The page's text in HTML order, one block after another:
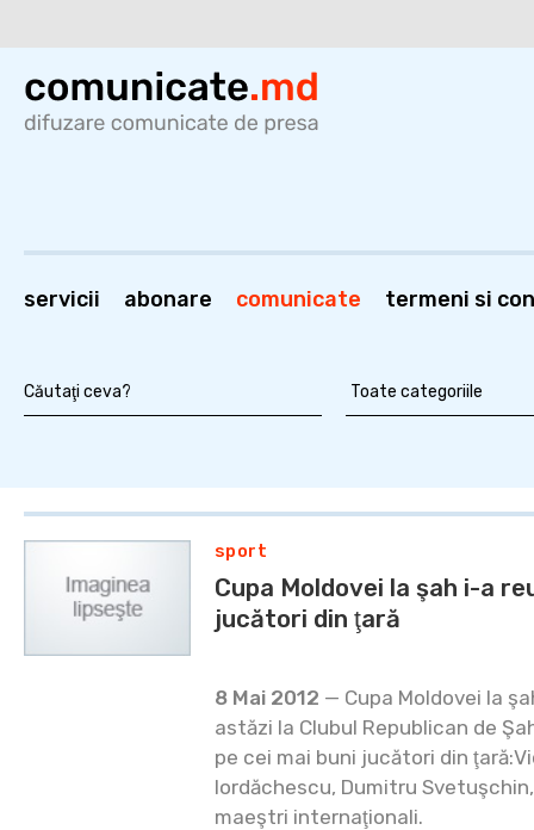
servicii abonare comunicate termeni si
sport
Cupa Moldovei la şah i-a
jucători din ţară
8 Mai 2012 — Cupa Moldovei la
astăzi la Clubul Republican de
pe cei mai buni jucători din
Iordăchescu, Dumitru
maeştri internaţionali.